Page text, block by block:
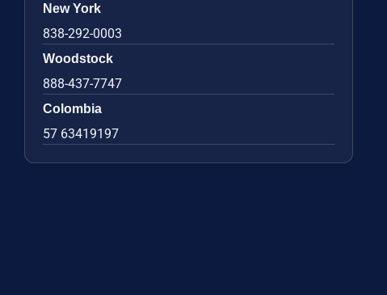
New York
838-292-0003
Woodstock
888-437-7747
Colombia
57 63419197